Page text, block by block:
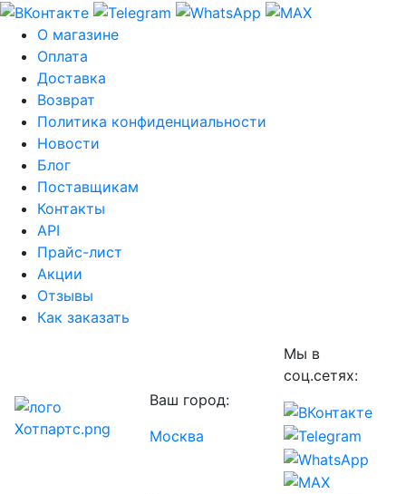
О магазине
Оплата
Доставка
Возврат
Политика конфиденциальности
Новости
Блог
Поставщикам
Контакты
API
Прайс-лист
Акции
Отзывы
Как заказать
Ваш город:
Москва
Мы в
соц.сетях: